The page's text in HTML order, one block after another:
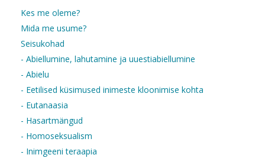
Kes me oleme?
Mida me usume?
Seisukohad
- Abiellumine, lahutamine ja uuestiabiellumine
- Abielu
- Eetilised küsimused inimeste kloonimise kohta
- Eutanaasia
- Hasartmängud
- Homoseksualism
- Inimgeeni teraapia